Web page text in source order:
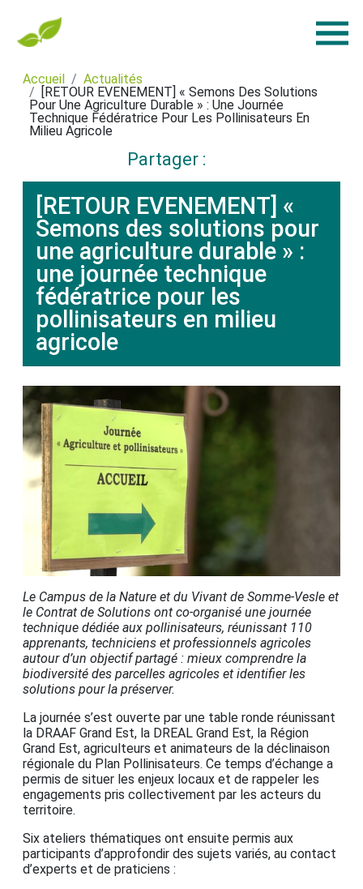
Accueil
Actualités
[RETOUR EVENEMENT] « Semons Des Solutions
Pour Une Agriculture Durable » : Une Journée
Technique Fédératrice Pour Les Pollinisateurs En
Milieu Agricole
Partager :
[RETOUR EVENEMENT] «
Semons des solutions pour
une agriculture durable » :
une journée technique
fédératrice pour les
pollinisateurs en milieu
agricole
Le Campus de la Nature et du Vivant de Somme-Vesle et
le Contrat de Solutions ont co-organisé une journée
technique dédiée aux pollinisateurs, réunissant 110
apprenants, techniciens et professionnels agricoles
autour d’un objectif partagé : mieux comprendre la
biodiversité des parcelles agricoles et identifier les
solutions pour la préserver.
La journée s’est ouverte par une table ronde réunissant
la DRAAF Grand Est, la DREAL Grand Est, la Région
Grand Est, agriculteurs et animateurs de la déclinaison
régionale du Plan Pollinisateurs. Ce temps d’échange a
permis de situer les enjeux locaux et de rappeler les
engagements pris collectivement par les acteurs du
territoire.
Six ateliers thématiques ont ensuite permis aux
participants d’approfondir des sujets variés, au contact
d’experts et de praticiens :